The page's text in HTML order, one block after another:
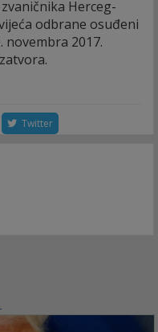
Herceg-
odbrane osuđeni
2017.
Twitter